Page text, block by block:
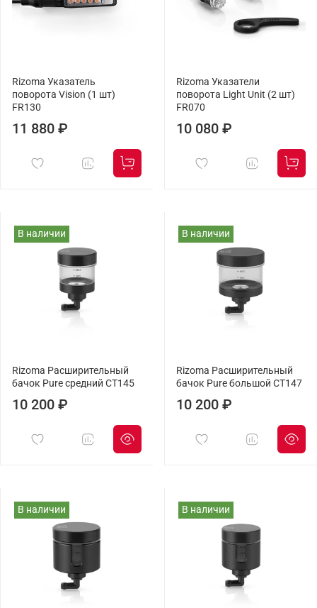
Rizoma Указатель
поворота Vision (1 шт)
FR130
11 880 ₽
Rizoma Указатели
поворота Light Unit (2 шт)
FR070
10 080 ₽
В наличии
Rizoma Расширительный
бачок Pure средний CT145
10 200 ₽
В наличии
Rizoma Расширительный
бачок Pure большой CT147
10 200 ₽
В наличии В наличии